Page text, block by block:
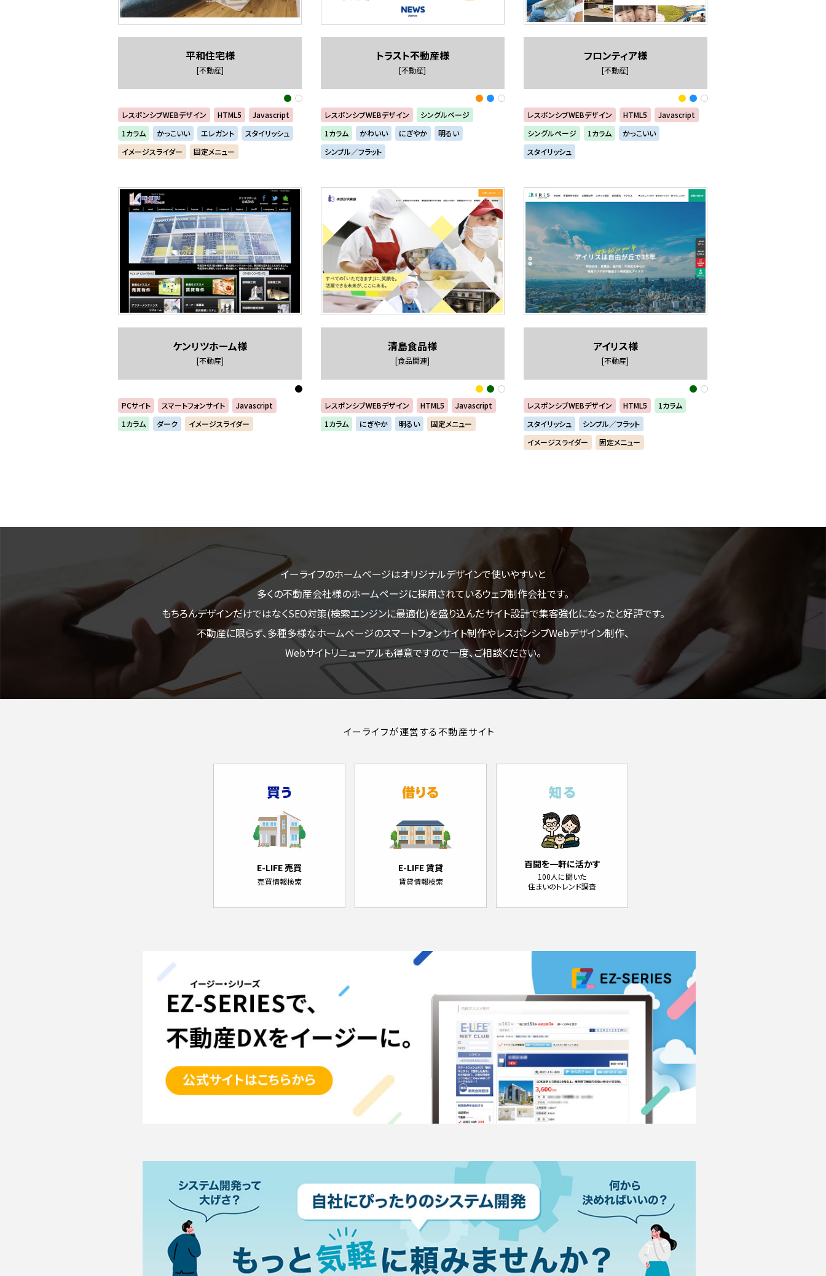
平和住宅様
[不動産]
レスポンシブWEBデザイン HTML5
Javascript
1カラム
かっこいい エレガント
スタイリッシュ
イメージスライダー
固定メニュー
トラスト不動産様
[不動産]
レスポンシブWEBデザイン
シングルページ
1カラム
かわいい にぎやか
明るい
シンプル／フラット
フロンティア様
[不動産]
レスポンシブWEBデザイン HTML5
Javascript
シングルページ
1カラム
かっこいい
スタイリッシュ
ケンリツホーム様
[不動産]
PCサイト スマートフォンサイト
Javascript
1カラム
ダーク イメージスライダー
清島食品様
[食品関連]
レスポンシブWEBデザイン HTML5
Javascript
1カラム
にぎやか 明るい 固定メニュー
アイリス様
[不動産]
レスポンシブWEBデザイン HTML5
1カラム
スタイリッシュ
シンプル／フラット
イメージスライダー
固定メニュー
イーライフのホームページはオリジナルデザインで使いやすいと
多くの不動産会社様のホームページに採用されているウェブ制作会社です。
もちろんデザインだけではなくSEO対策(検索エンジンに最適化)を盛り込んだサイト設計で集客強化になったと好評です。
不動産に限らず、多種多様なホームページのスマートフォンサイト制作やレスポンシブWebデザイン制作、
Webサイトリニューアルも得意ですので一度、ご相談ください。
イーライフが運営する不動産サイト
E-LIFE 売買
売買情報検索
E-LIFE 賃貸
賃貸情報検索
百聞を一軒に活かす
100人に聞いた
住まいのトレンド調査